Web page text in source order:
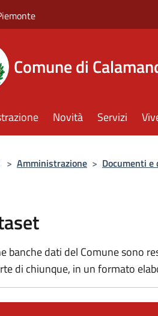
Comune di
Novità Servizi
> Amministrazione > Documenti e
banche dati del Comune sono
di chiunque, in un formato